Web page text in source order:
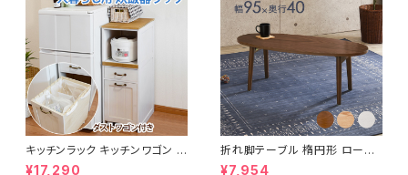
キッチンラック キッチンワゴン キ
ャスター付き 収納ラック 一人暮
¥17,290
折れ脚テーブル 楕円形 ローテ
ーブル センターテーブル リビン
¥7,954